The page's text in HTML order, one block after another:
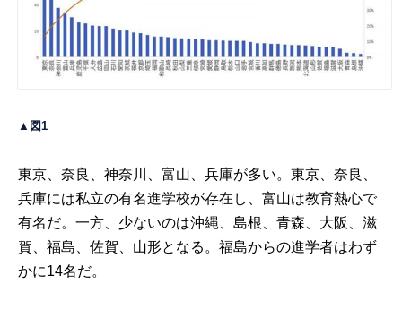
▲図1
東京、奈良、神奈川、富山、兵庫が多い。東京、奈良、
兵庫には私立の有名進学校が存在し、富山は教育熱心で
有名だ。一方、少ないのは沖縄、島根、青森、大阪、滋
賀、福島、佐賀、山形となる。福島からの進学者はわず
かに14名だ。